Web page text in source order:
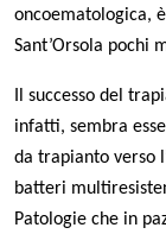
oncoematologica,
Sant’Orsola pochi
Il successo del
infatti, sembra
da trapianto verso
batteri
Patologie che in